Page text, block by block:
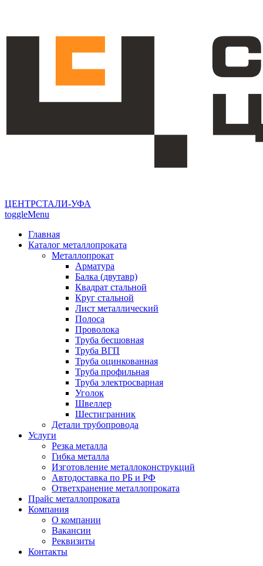
ЦЕНТРСТАЛИ-УФА
toggleMenu
Главная
Каталог металлопроката
Металлопрокат
Арматура
Балка (двутавр)
Квадрат стальной
Круг стальной
Лист металлический
Полоса
Проволока
Труба бесшовная
Труба ВГП
Труба оцинкованная
Труба профильная
Труба электросварная
Уголок
Швеллер
Шестигранник
Детали трубопровода
Услуги
Резка металла
Гибка металла
Изготовление металлоконструкций
Автодоставка по РБ и РФ
Ответхранение металлопроката
Прайс металлопроката
Компания
О компании
Вакансии
Реквизиты
Контакты